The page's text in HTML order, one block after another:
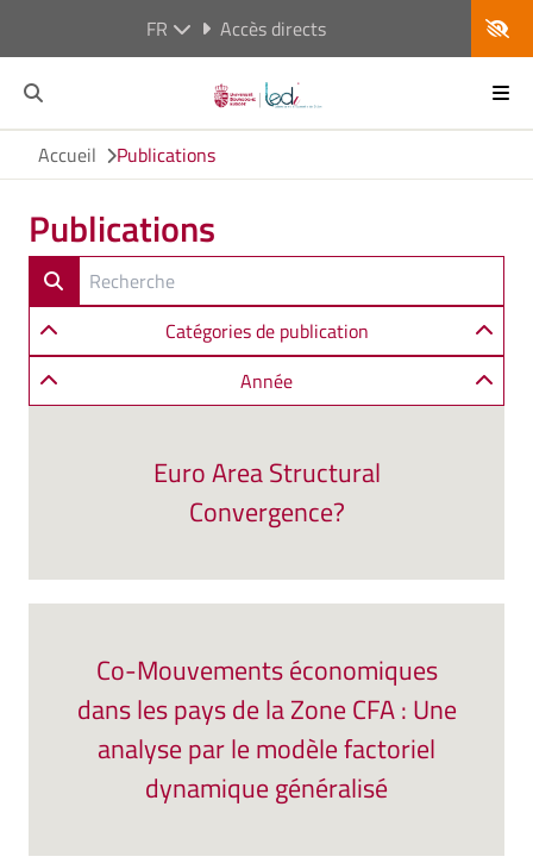
FR Accès directs
Accueil Publications
Publications
Catégories de publication
Année
Euro Area Structural
Convergence?
Co-Mouvements économiques
dans les pays de la Zone CFA : Une
analyse par le modèle factoriel
dynamique généralisé